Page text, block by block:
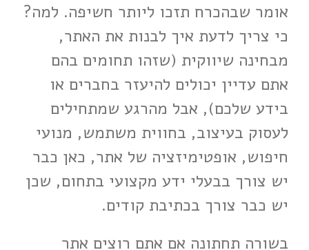
אומר שבהכרח תזכו ליותר חשיפה. למה?
כי צריך לדעת איך לבנות את האתר,
מבחינה שיווקית (שזהו תחומים בהם
אתם עדיין יכולים להיעזר בחברים או
בידע שלכם), אבל מהרגע שמתחילים
לעסוק בעיצוב, בחווית משתמש, מנועי
חיפוש, אופטימיזציה של אתר, כאן כבר
יש צורך בבעלי ידע מקצועי בתחום, שכן
יש כבר צורך בכתיבת קודים.
בשורה תחתונה אם אתם רוצים אתר